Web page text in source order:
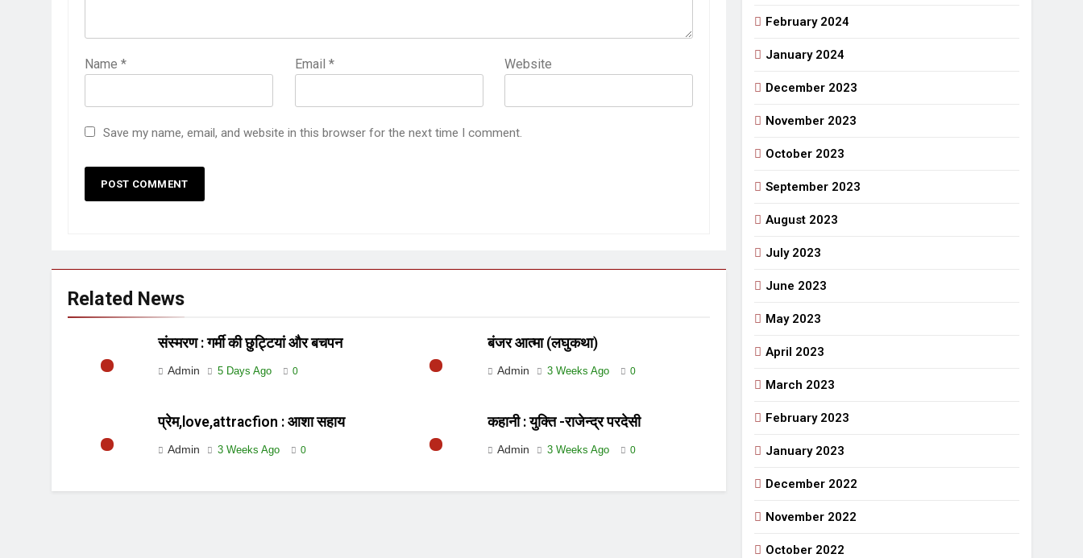
Name * Email * Website
Save my name, email, and website in this browser for the next time I comment.
Related News
संस्मरण : गर्मी की छुट्टियां और बचपन
Admin 5 Days Ago 0
बंजर आत्मा (लघुकथा)
Admin 3 Weeks Ago 0
प्रेम,love,attracfion : आशा सहाय
Admin 3 Weeks Ago 0
कहानी : युक्ति -राजेन्द्र परदेसी
Admin 3 Weeks Ago 0
February 2024
January 2024
December 2023
November 2023
October 2023
September 2023
August 2023
July 2023
June 2023
May 2023
April 2023
March 2023
February 2023
January 2023
December 2022
November 2022
October 2022